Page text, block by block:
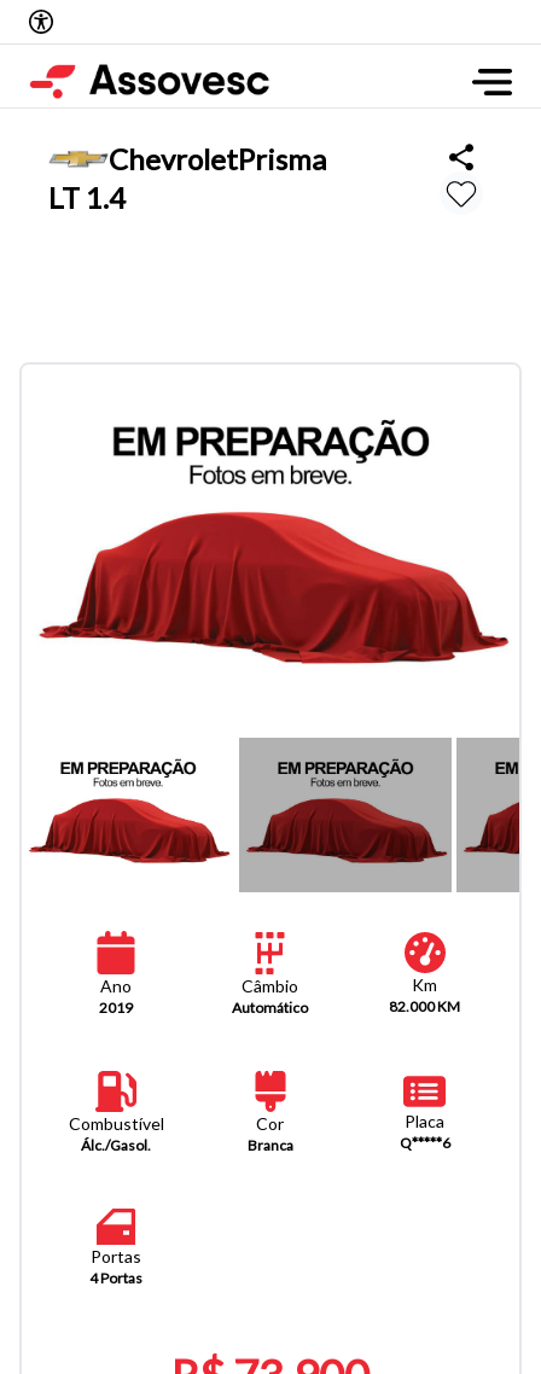
ChevroletPrisma
LT 1.4
Ano
2019
Câmbio
Automático
Km
82.000 KM
Combustível
Álc./Gasol.
Cor
Branca
Placa
Q*****6
Portas
4 Portas